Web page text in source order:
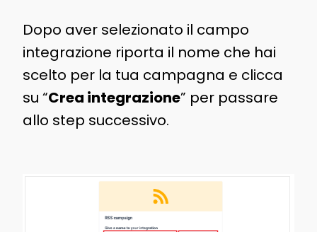
Dopo aver selezionato il campo
integrazione riporta il nome che hai
scelto per la tua campagna e clicca
su “Crea integrazione” per passare
allo step successivo.